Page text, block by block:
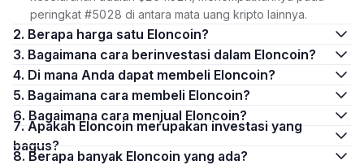
peringkat #5028 di antara mata uang kripto lainnya.
2. Berapa harga satu Eloncoin?
3. Bagaimana cara berinvestasi dalam Eloncoin?
4. Di mana Anda dapat membeli Eloncoin?
5. Bagaimana cara membeli Eloncoin?
6. Bagaimana cara menjual Eloncoin?
7. Apakah Eloncoin merupakan investasi yang
bagus?
8. Berapa banyak Eloncoin yang ada?